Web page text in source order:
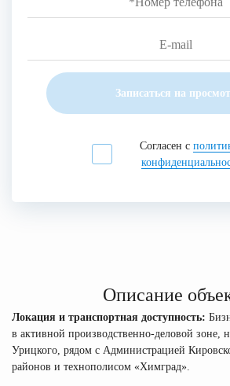
Записаться на
Согласен с
Описание
Локация и транспортная доступность:
в активной производственно-деловой зоне,
Урицкого, рядом с Администрацией
районов и технополисом «Химград».